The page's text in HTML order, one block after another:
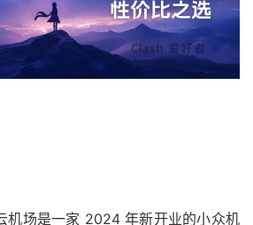
机场是一家 2024 年新开业的小众机